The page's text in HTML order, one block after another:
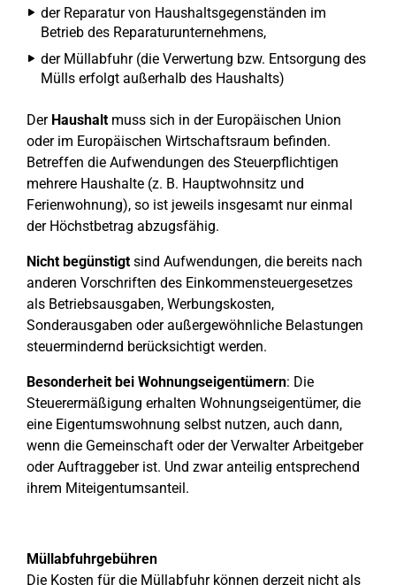
der Reparatur von Haushaltsgegenständen im
Betrieb des Reparaturunternehmens,
der Müllabfuhr (die Verwertung bzw. Entsorgung des
Mülls erfolgt außerhalb des Haushalts)
Der Haushaltmuss sich in der Europäischen Union
oder im Europäischen Wirtschaftsraum befinden.
Betreffen die Aufwendungen des Steuerpflichtigen
mehrere Haushalte (z. B. Hauptwohnsitz und
Ferienwohnung), so ist jeweils insgesamt nur einmal
der Höchstbetrag abzugsfähig.
Nicht begünstigtsind Aufwendungen, die bereits nach
anderen Vorschriften des Einkommensteuergesetzes
als Betriebsausgaben, Werbungskosten,
Sonderausgaben oder außergewöhnliche Belastungen
steuermindernd berücksichtigt werden.
Besonderheit bei Wohnungseigentümern: Die
Steuerermäßigung erhalten Wohnungseigentümer, die
eine Eigentumswohnung selbst nutzen, auch dann,
wenn die Gemeinschaft oder der Verwalter Arbeitgeber
oder Auftraggeber ist. Und zwar anteilig entsprechend
ihrem Miteigentumsanteil.
Müllabfuhrgebühren
Die Kosten für die Müllabfuhr können derzeit nicht als